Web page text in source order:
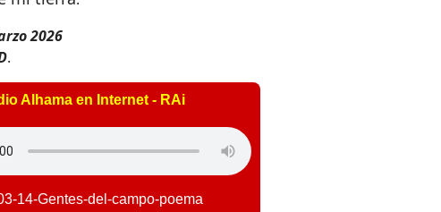
2026
.
Alhama en Internet - RAi
14-Gentes-del-campo-poema